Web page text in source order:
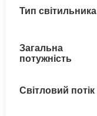
Тип світильника
Загальна
потужність
Світловий потік